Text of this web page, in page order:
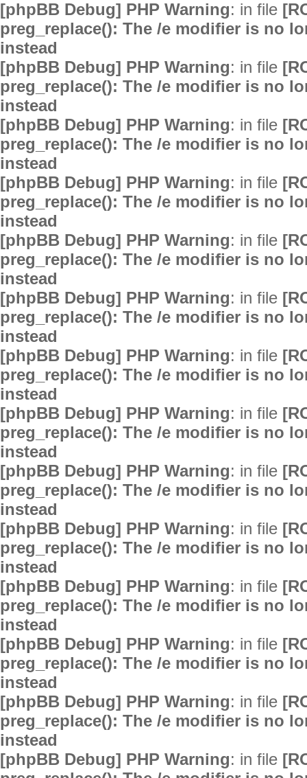
[phpBB Debug] PHP Warning: in file
preg_replace(): The /e modifier is no
instead
[phpBB Debug] PHP Warning: in file
preg_replace(): The /e modifier is no
instead
[phpBB Debug] PHP Warning: in file
preg_replace(): The /e modifier is no
instead
[phpBB Debug] PHP Warning: in file
preg_replace(): The /e modifier is no
instead
[phpBB Debug] PHP Warning: in file
preg_replace(): The /e modifier is no
instead
[phpBB Debug] PHP Warning: in file
preg_replace(): The /e modifier is no
instead
[phpBB Debug] PHP Warning: in file
preg_replace(): The /e modifier is no
instead
[phpBB Debug] PHP Warning: in file
preg_replace(): The /e modifier is no
instead
[phpBB Debug] PHP Warning: in file
preg_replace(): The /e modifier is no
instead
[phpBB Debug] PHP Warning: in file
preg_replace(): The /e modifier is no
instead
[phpBB Debug] PHP Warning: in file
preg_replace(): The /e modifier is no
instead
[phpBB Debug] PHP Warning: in file
preg_replace(): The /e modifier is no
instead
[phpBB Debug] PHP Warning: in file
preg_replace(): The /e modifier is no
instead
[phpBB Debug] PHP Warning: in file